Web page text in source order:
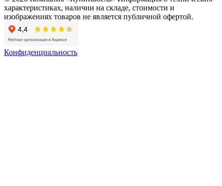
характеристиках, наличии на складе, стоимости и
изображениях товаров не является публичной офертой.
Конфиденциальность